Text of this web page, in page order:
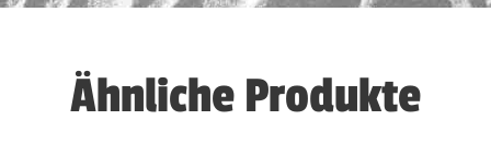
Ähnliche Produkte